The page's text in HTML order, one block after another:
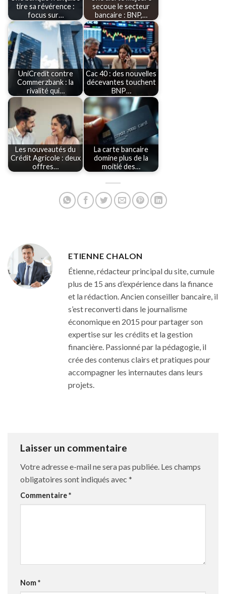
tire sa révérence :
focus sur…
secoue le secteur
bancaire : BNP,…
UniCredit contre
Commerzbank : la
rivalité qui…
Cac 40 : des nouvelles
décevantes touchent
BNP…
Les nouveautés du
Crédit Agricole : deux
offres…
La carte bancaire
domine plus de la
moitié des…
ETIENNE CHALON
Étienne, rédacteur principal du site, cumule
plus de 15 ans d’expérience dans la finance
et la rédaction. Ancien conseiller bancaire, il
s’est reconverti dans le journalisme
économique en 2015 pour partager son
expertise sur les crédits et la gestion
financière. Passionné par la pédagogie, il
crée des contenus clairs et pratiques pour
accompagner les internautes dans leurs
projets.
Laisser un commentaire
Votre adresse e-mail ne sera pas publiée. Les champs
obligatoires sont indiqués avec *
Commentaire*
Nom*